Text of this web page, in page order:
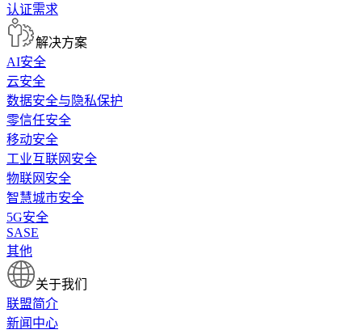
认证需求
解决方案
AI安全
云安全
数据安全与隐私保护
零信任安全
移动安全
工业互联网安全
物联网安全
智慧城市安全
5G安全
SASE
其他
关于我们
联盟简介
新闻中心